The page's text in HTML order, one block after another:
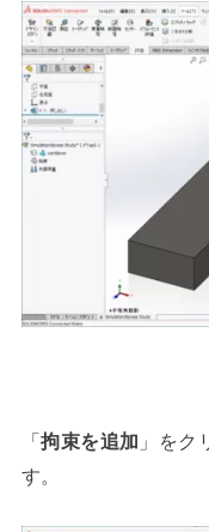
「拘束を追加 」をク
す。